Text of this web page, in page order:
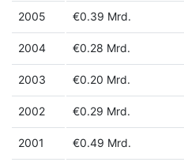
2005 €0.39 Mrd.
2004 €0.28 Mrd.
2003 €0.20 Mrd.
2002 €0.29 Mrd.
2001 €0.49 Mrd.